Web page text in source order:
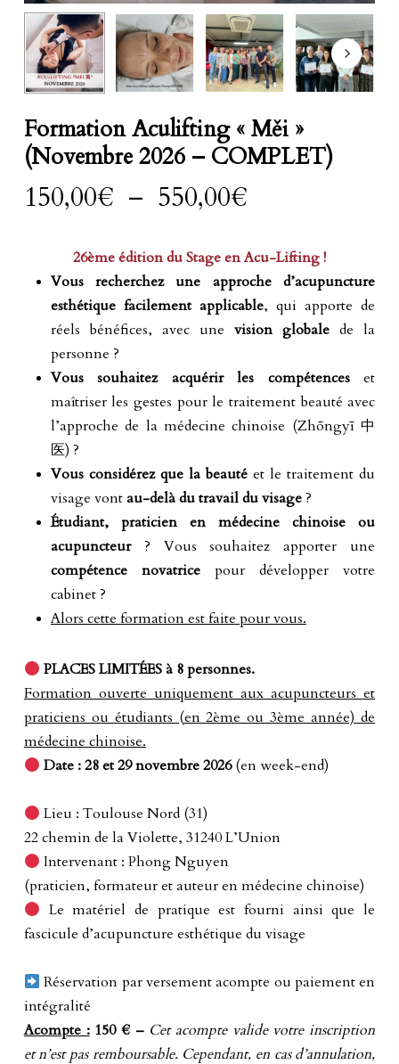
Formation Aculifting « Měi »
(Novembre 2026 – COMPLET)
150,00€ – 550,00€Plage
prix :
150,00€
à
550,00€
26ème édition du Stage en Acu-Lifting !
Vous recherchez une approche d’acupuncture
esthétique facilement applicable, qui apporte de
réels bénéfices, avec une vision globalede la
personne ?
Vous souhaitez acquérir les compétenceset
maîtriser les gestes pour le traitement beauté avec
l’approche de la médecine chinoise (Zhōngyī 中
医) ?
Vous considérez que la beauté et le traitement du
visage vontau-delà du travail du visage?
Étudiant, praticien en médecine chinoise ou
acupuncteur? Vous souhaitez apporter une
compétence novatricepour développer votre
cabinet ?
Alors cette formation est faite pour vous.
PLACES LIMITÉESà 8 personnes.
Formation ouverte uniquement aux acupuncteurs et
praticiens ou étudiants (en 2ème ou 3ème année) de
médecine chinoise.
Date : 28 et 29 novembre 2026(en week-end)
Lieu : Toulouse Nord (31)
22 chemin de la Violette, 31240 L’Union
Intervenant : Phong Nguyen
(praticien, formateur et auteur en médecine chinoise)
Le matériel de pratique est fourni ainsi que le
fascicule d’acupuncture esthétique du visage
Réservation par versement acompte ou paiement en
intégralité
Acompte :150 € – Cet acompte valide votre inscription
et n’est pas remboursable. Cependant, en cas d’annulation,